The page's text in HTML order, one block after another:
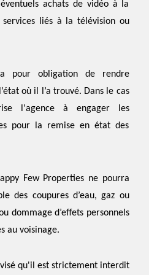
achats de vidéo à la
services liés à la télévision ou
pour obligation de rendre
où il l’a trouvé. Dans le cas
l'agence à engager les
pour la remise en état des
Few Properties ne pourra
des coupures d’eau, gaz ou
dommage d’effets personnels
au voisinage.
qu'il est strictement interdit